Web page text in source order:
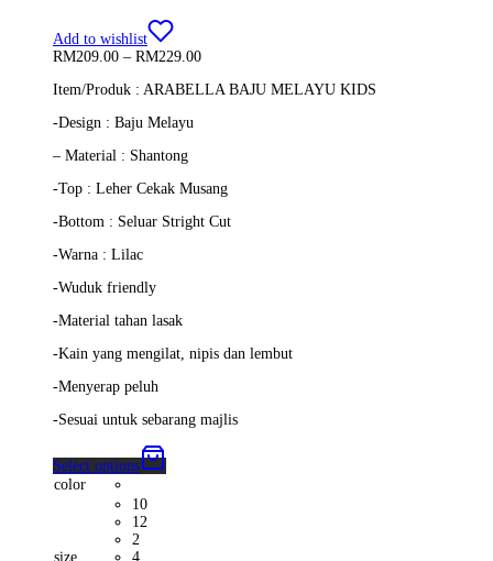
Add to wishlist
RM209.00 – RM229.00Price
RM209.00
Item/Produk : ARABELLA BAJU MELAYU KIDS
-Design : Baju Melayu
– Material : Shantong
-Top : Leher Cekak Musang
-Bottom : Seluar Stright Cut
-Warna : Lilac
-Wuduk friendly
-Material tahan lasak
-Kain yang mengilat, nipis dan lembut
-Menyerap peluh
-Sesuai untuk sebarang majlis
Select options
color
size
10
12
2
4